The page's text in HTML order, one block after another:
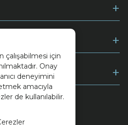
için
Onay
deneyimini
amacıyla
de kullanılabilir.